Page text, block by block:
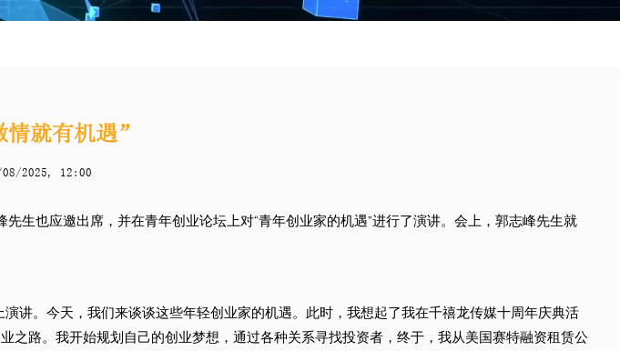
就有机遇”
2025, 12:00
生也应邀出席，并在青年创业论坛上对“青年创业家的机遇”进行了演讲。会上，郭志峰先生就
讲。今天，我们来谈谈这些年轻创业家的机遇。此时，我想起了我在千禧龙传媒十周年庆典活
路。我开始规划自己的创业梦想，通过各种关系寻找投资者，终于，我从美国赛特融资租赁公